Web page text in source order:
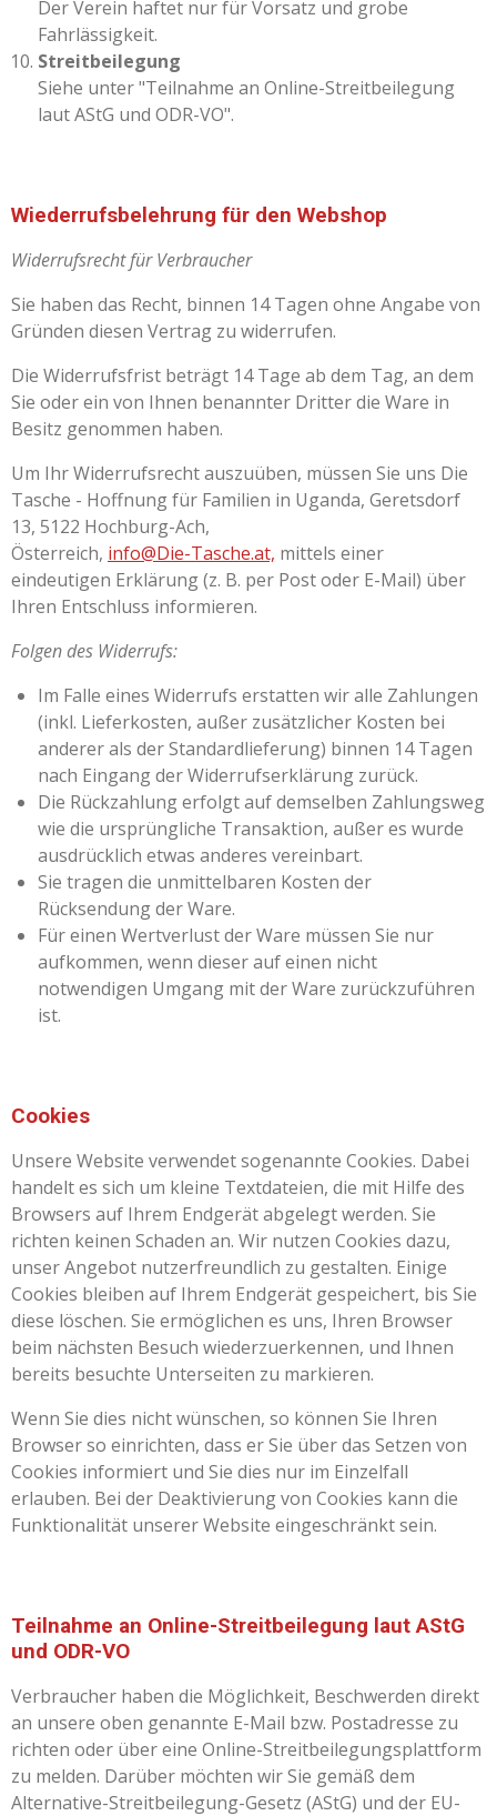
Der Verein haftet nur für Vorsatz und grobe
Fahrlässigkeit.
Streitbeilegung
Siehe unter "Teilnahme an Online-Streitbeilegung
laut AStG und ODR-VO".
Wiederrufsbelehrung für den Webshop
Widerrufsrecht für Verbraucher
Sie haben das Recht, binnen 14 Tagen ohne Angabe von
Gründen diesen Vertrag zu widerrufen.
Die Widerrufsfrist beträgt 14 Tage ab dem Tag, an dem
Sie oder ein von Ihnen benannter Dritter die Ware in
Besitz genommen haben.
Um Ihr Widerrufsrecht auszuüben, müssen Sie uns Die
Tasche - Hoffnung für Familien in Uganda, Geretsdorf
13, 5122 Hochburg-Ach,
Österreich, info@Die-Tasche.at, mittels einer
eindeutigen Erklärung (z. B. per Post oder E-Mail) über
Ihren Entschluss informieren.
Folgen des Widerrufs:
Im Falle eines Widerrufs erstatten wir alle Zahlungen
(inkl. Lieferkosten, außer zusätzlicher Kosten bei
anderer als der Standardlieferung) binnen 14 Tagen
nach Eingang der Widerrufserklärung zurück.
Die Rückzahlung erfolgt auf demselben Zahlungsweg
wie die ursprüngliche Transaktion, außer es wurde
ausdrücklich etwas anderes vereinbart.
Sie tragen die unmittelbaren Kosten der
Rücksendung der Ware.
Für einen Wertverlust der Ware müssen Sie nur
aufkommen, wenn dieser auf einen nicht
notwendigen Umgang mit der Ware zurückzuführen
ist.
Cookies
Unsere Website verwendet sogenannte Cookies. Dabei
handelt es sich um kleine Textdateien, die mit Hilfe des
Browsers auf Ihrem Endgerät abgelegt werden. Sie
richten keinen Schaden an. Wir nutzen Cookies dazu,
unser Angebot nutzerfreundlich zu gestalten. Einige
Cookies bleiben auf Ihrem Endgerät gespeichert, bis Sie
diese löschen. Sie ermöglichen es uns, Ihren Browser
beim nächsten Besuch wiederzuerkennen, und Ihnen
bereits besuchte Unterseiten zu markieren.
Wenn Sie dies nicht wünschen, so können Sie Ihren
Browser so einrichten, dass er Sie über das Setzen von
Cookies informiert und Sie dies nur im Einzelfall
erlauben. Bei der Deaktivierung von Cookies kann die
Funktionalität unserer Website eingeschränkt sein.
Teilnahme an Online-Streitbeilegung laut AStG
und ODR-VO
Verbraucher haben die Möglichkeit, Beschwerden direkt
an unsere oben genannte E-Mail bzw. Postadresse zu
richten oder über eine Online-Streitbeilegungsplattform
zu melden. Darüber möchten wir Sie gemäß dem
Alternative-Streitbeilegung-Gesetz (AStG) und der EU-